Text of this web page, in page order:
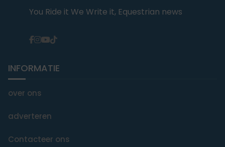
You Ride it We Write it, Equestrian news
INFORMATIE
over ons
adverteren
Contacteer ons